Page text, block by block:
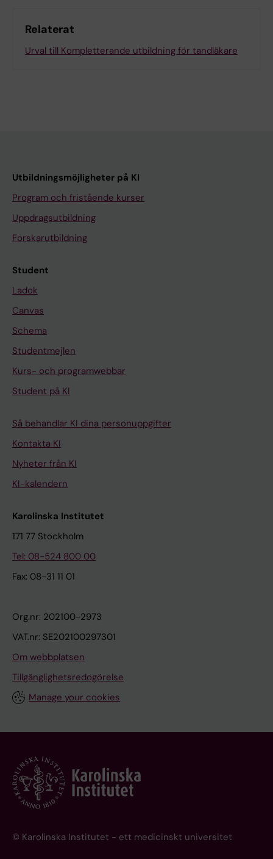
Relaterat
Urval till Kompletterande utbildning för tandläkare
Utbildningsmöjligheter på KI
Program och fristående kurser
Uppdragsutbildning
Forskarutbildning
Student
Ladok
Canvas
Schema
Studentmejlen
Kurs- och programwebbar
Student på KI
Så behandlar KI dina personuppgifter
Kontakta KI
Nyheter från KI
KI-kalendern
Karolinska Institutet
171 77 Stockholm
Tel: 08-524 800 00
Fax: 08-31 11 01
Org.nr: 202100-2973
VAT.nr: SE202100297301
Om webbplatsen
Tillgänglighetsredogörelse
Manage your cookies
© Karolinska Institutet - ett medicinskt universitet